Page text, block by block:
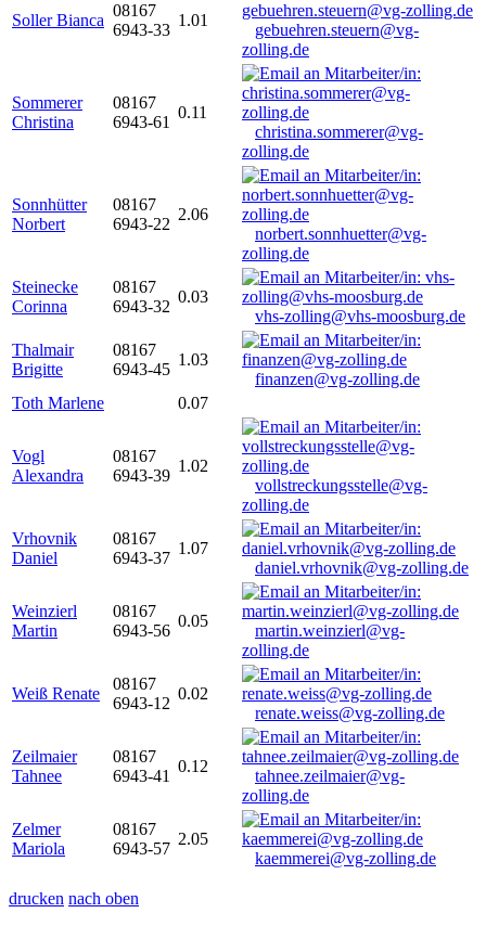
Soller Bianca
08167
6943-33
1.01
gebuehren.steuern@vg-
zolling.de
Sommerer
Christina
08167
6943-61
0.11
christina.sommerer@vg-
zolling.de
Sonnhütter
Norbert
08167
6943-22
2.06
norbert.sonnhuetter@vg-
zolling.de
Steinecke
Corinna
08167
6943-32
0.03
vhs-zolling@vhs-moosburg.de
Thalmair
Brigitte
08167
6943-45
1.03
finanzen@vg-zolling.de
Toth Marlene
0.07
Vogl
Alexandra
08167
6943-39
1.02
vollstreckungsstelle@vg-
zolling.de
Vrhovnik
Daniel
08167
6943-37
1.07
daniel.vrhovnik@vg-zolling.de
Weinzierl
Martin
08167
6943-56
0.05
martin.weinzierl@vg-
zolling.de
Weiß Renate
08167
6943-12
0.02
renate.weiss@vg-zolling.de
Zeilmaier
Tahnee
08167
6943-41
0.12
tahnee.zeilmaier@vg-
zolling.de
Zelmer
Mariola
08167
6943-57
2.05
kaemmerei@vg-zolling.de
drucken nach oben